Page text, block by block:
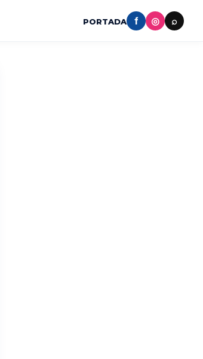
PORTADA f ◎ ⌕